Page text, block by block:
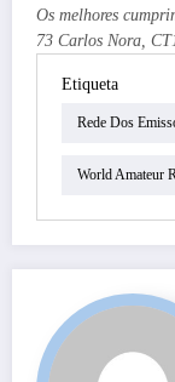
Os melhores
73 Carlos Nora,
Etiqueta
Rede Dos
World Amateur